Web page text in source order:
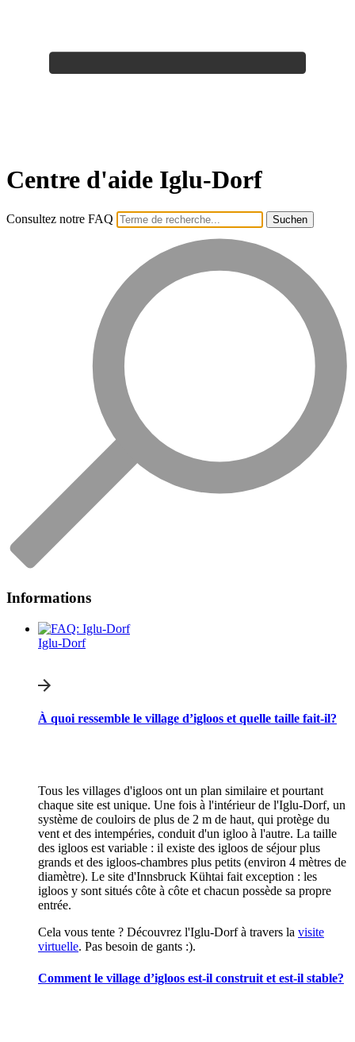
Centre d'aide Iglu-Dorf
Consultez notre FAQ
Informations
Iglu-Dorf
À quoi ressemble le village d’igloos et quelle taille fait-il?
Tous les villages d'igloos ont un plan similaire et pourtant
chaque site est unique. Une fois à l'intérieur de l'Iglu-Dorf, un
système de couloirs de plus de 2 m de haut, qui protège du
vent et des intempéries, conduit d'un igloo à l'autre. La taille
des igloos est variable : il existe des igloos de séjour plus
grands et des igloos-chambres plus petits (environ 4 mètres de
diamètre). Le site d'Innsbruck Kühtai fait exception : les
igloos y sont situés côte à côte et chacun possède sa propre
entrée.
Cela vous tente ? Découvrez l'Iglu-Dorf à travers la visite
virtuelle. Pas besoin de gants :).
Comment le village d’igloos est-il construit et est-il stable?